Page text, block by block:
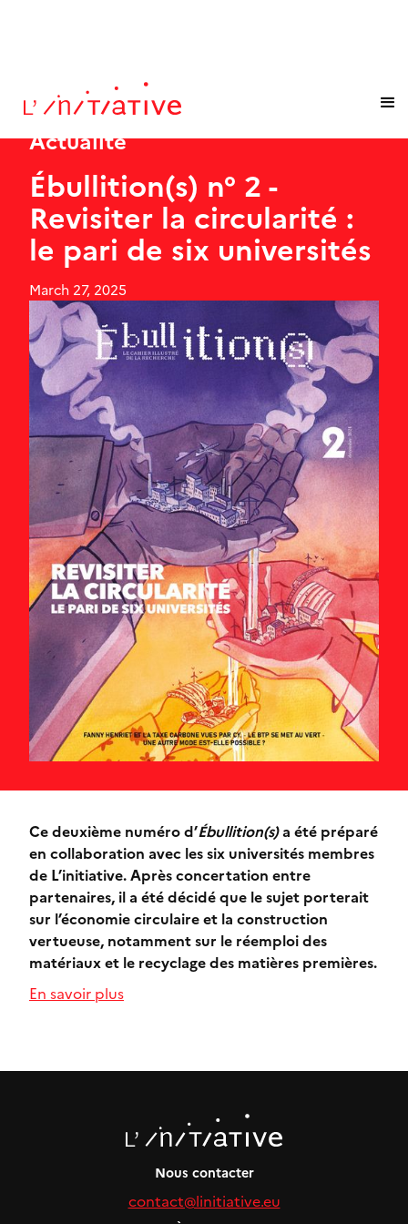
Actualité
Ébullition(s) n° 2 -
Revisiter la circularité :
le pari de six universités
March 27, 2025
Ce deuxième numéro d’Ébullition(s)a été préparé
en collaboration avec les six universités membres
de L’initiative. Après concertation entre
partenaires, il a été décidé que le sujet porterait
sur l’économie circulaire et la construction
vertueuse, notamment sur le réemploi des
matériaux et le recyclage des matières premières.
En savoir plus
Nous contacter
contact@linitiative.eu